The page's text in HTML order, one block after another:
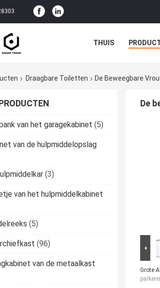
THUIS
Draagbare Toiletten De Beweegbare
van het garagekabinet (5)
van de hulpmiddelopslag
(3)
van het hulpmiddelkabinet
(5)
(96)
van de metaalkast
De
Grote